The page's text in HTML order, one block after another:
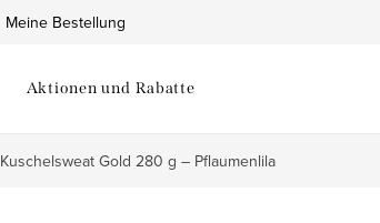
Meine Bestellung
Aktionen und Rabatte
Kuschelsweat Gold 280 g – Pflaumenlila